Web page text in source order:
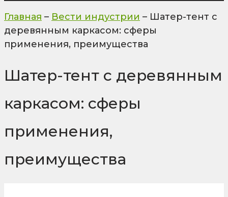
Главная – Вести индустрии – Шатер-тент с
деревянным каркасом: сферы
применения, преимущества
Шатер-тент с деревянным
каркасом: сферы
применения,
преимущества